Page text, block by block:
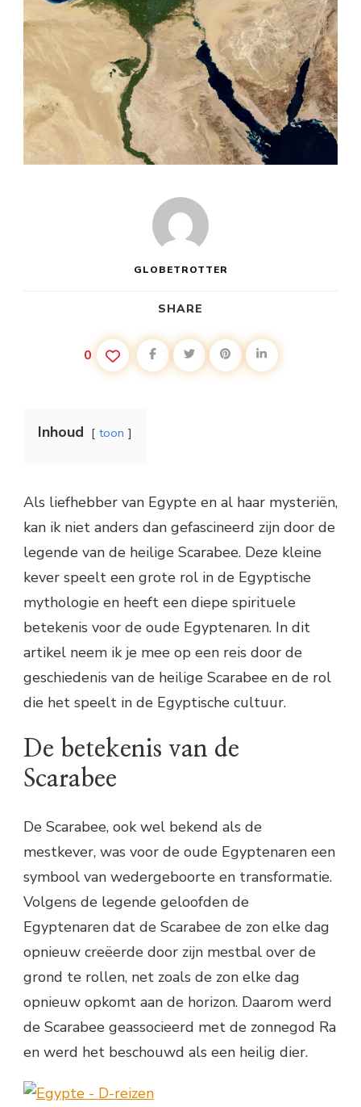
GLOBETROTTER
SHARE
0
Inhoud toon
Als liefhebber van Egypte en al haar mysteriën,
kan ik niet anders dan gefascineerd zijn door de
legende van de heilige Scarabee. Deze kleine
kever speelt een grote rol in de Egyptische
mythologie en heeft een diepe spirituele
betekenis voor de oude Egyptenaren. In dit
artikel neem ik je mee op een reis door de
geschiedenis van de heilige Scarabee en de rol
die het speelt in de Egyptische cultuur.
De betekenis van de
Scarabee
De Scarabee, ook wel bekend als de
mestkever, was voor de oude Egyptenaren een
symbool van wedergeboorte en transformatie.
Volgens de legende geloofden de
Egyptenaren dat de Scarabee de zon elke dag
opnieuw creëerde door zijn mestbal over de
grond te rollen, net zoals de zon elke dag
opnieuw opkomt aan de horizon. Daarom werd
de Scarabee geassocieerd met de zonnegod Ra
en werd het beschouwd als een heilig dier.